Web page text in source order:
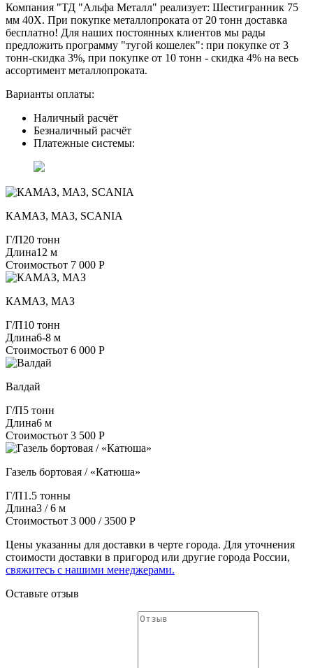
Компания "ТД "Альфа Металл" реализует: Шестигранник 75
мм 40Х. При покупке металлопроката от 20 тонн доставка
бесплатно! Для наших постоянных клиентов мы рады
предложить программу "тугой кошелек": при покупке от 3
тонн-скидка 3%, при покупке от 10 тонн - скидка 4% на весь
ассортимент металлопроката.
Варианты оплаты:
Наличный расчёт
Безналичный расчёт
Платежные системы:
КАМАЗ, МАЗ, SCANIA
Г/П20 тонн
Длина12 м
Стоимостьот 7 000 Р
КАМАЗ, МАЗ
Г/П10 тонн
Длина6-8 м
Стоимостьот 6 000 Р
Валдай
Г/П5 тонн
Длина6 м
Стоимостьот 3 500 Р
Газель бортовая / «Катюша»
Г/П1.5 тонны
Длина3 / 6 м
Стоимостьот 3 000 / 3500 Р
Цены указанны для доставки в черте города. Для уточнения
стоимости доставки в пригород или другие города России,
свяжитесь с нашими менеджерами.
Оставьте отзыв